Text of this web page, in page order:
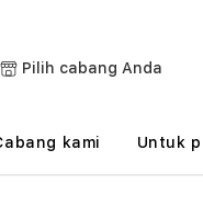
Pilih cabang Anda
kami Untuk